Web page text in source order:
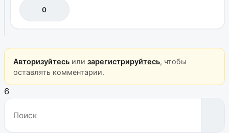
0
Авторизуйтесьили зарегистрируйтесь, чтобы
оставлять комментарии.
6